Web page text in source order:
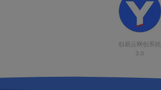
创易云网创系统
3.0